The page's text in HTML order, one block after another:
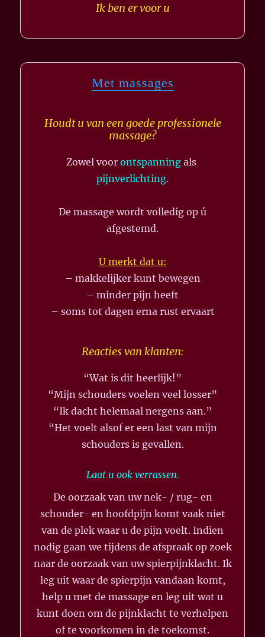
Ik ben er voor u
Met massages
Houdt u van een goede professionele
massage?
Zowel voor ontspanning als
pijnverlichting.
De massage wordt volledig op ú
afgestemd.
U merkt dat u:
– makkelijker kunt bewegen
– minder pijn heeft
– soms tot dagen erna rust ervaart
Reacties van klanten:
“Wat is dit heerlijk!”
“Mijn schouders voelen veel losser”
“Ik dacht helemaal nergens aan.”
“Het voelt alsof er een last van mijn
schouders is gevallen.
Laat u ook verrassen.
De oorzaak van uw nek- / rug- en
schouder- en hoofdpijn komt vaak niet
van de plek waar u de pijn voelt. Indien
nodig gaan we tijdens de afspraak op zoek
naar de oorzaak van uw spierpijnklacht. Ik
leg uit waar de spierpijn vandaan komt,
help u met de massage en leg uit wat u
kunt doen om de pijnklacht te verhelpen
of te voorkomen in de toekomst.